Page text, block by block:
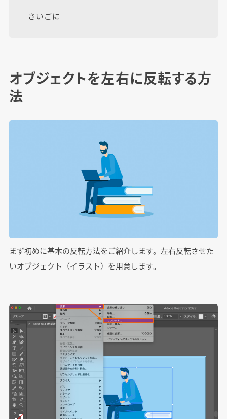
さいごに
オブジェクトを左右に反転する方
法
まず初めに基本の反転方法をご紹介します。左右反転させた
いオブジェクト（イラスト）を用意します。